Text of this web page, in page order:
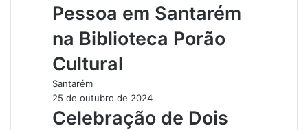
Pessoa em Santarém
na Biblioteca Porão
Cultural
Santarém
25 de outubro de 2024
Celebração de Dois